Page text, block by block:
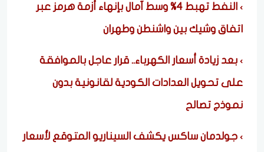
النفط تهبط 4% وسط آمال بإنهاء أزمة هرمز عبر
اتفاق وشيك بين واشنطن وطهران
بعد زيادة أسعار الكهرباء.. قرار عاجل بالموافقة
على تحويل العدادات الكودية لقانونية بدون
نموذج تصالح
جولدمان ساكس يكشف السيناريو المتوقع لأسعار